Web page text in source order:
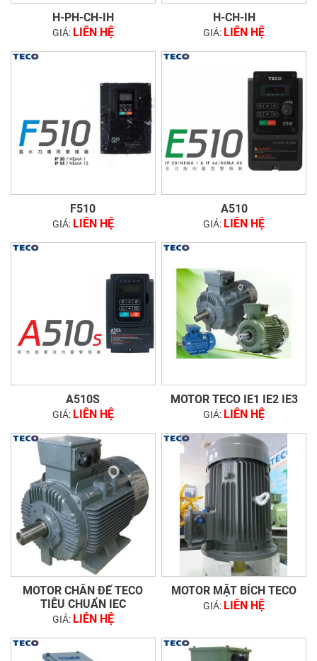
H-PH-CH-IH
GIÁ: LIÊN HỆ
H-CH-IH
GIÁ: LIÊN HỆ
F510
GIÁ: LIÊN HỆ
A510
GIÁ: LIÊN HỆ
A510S
GIÁ: LIÊN HỆ
MOTOR TECO IE1 IE2 IE3
GIÁ: LIÊN HỆ
MOTOR CHÂN ĐẾ TECO
TIÊU CHUẨN IEC
GIÁ: LIÊN HỆ
MOTOR MẶT BÍCH TECO
GIÁ: LIÊN HỆ